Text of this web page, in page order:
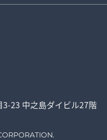
3-23 中之島ダイビル27階